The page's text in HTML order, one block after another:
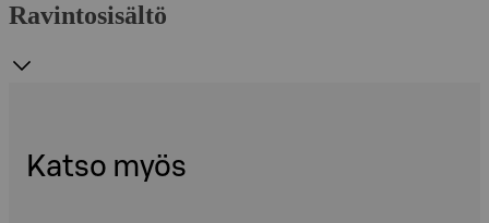
Ravintosisältö
Katso myös